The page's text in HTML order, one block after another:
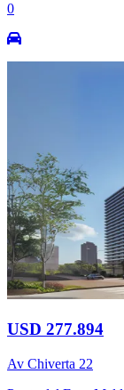
0
USD 277.894
Av Chiverta 22